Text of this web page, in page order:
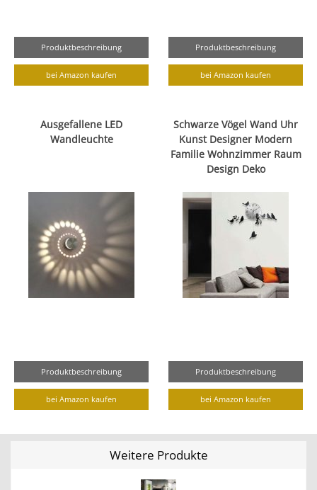
Produktbeschreibung
bei Amazon kaufen
Produktbeschreibung
bei Amazon kaufen
Ausgefallene LED
Wandleuchte
Produktbeschreibung
bei Amazon kaufen
Schwarze Vögel Wand Uhr
Kunst Designer Modern
Familie Wohnzimmer Raum
Design Deko
Produktbeschreibung
bei Amazon kaufen
Weitere Produkte